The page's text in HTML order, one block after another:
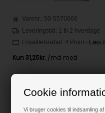
Cookie
Vi bruger cookies til indsamling
Varenr.: 50-5570066
Leveringstid: 1 til 2 hverdage
Loyalitetsrabat: 4 Point - Læs
125,00DKK
Klik her for pris inkl. fragt